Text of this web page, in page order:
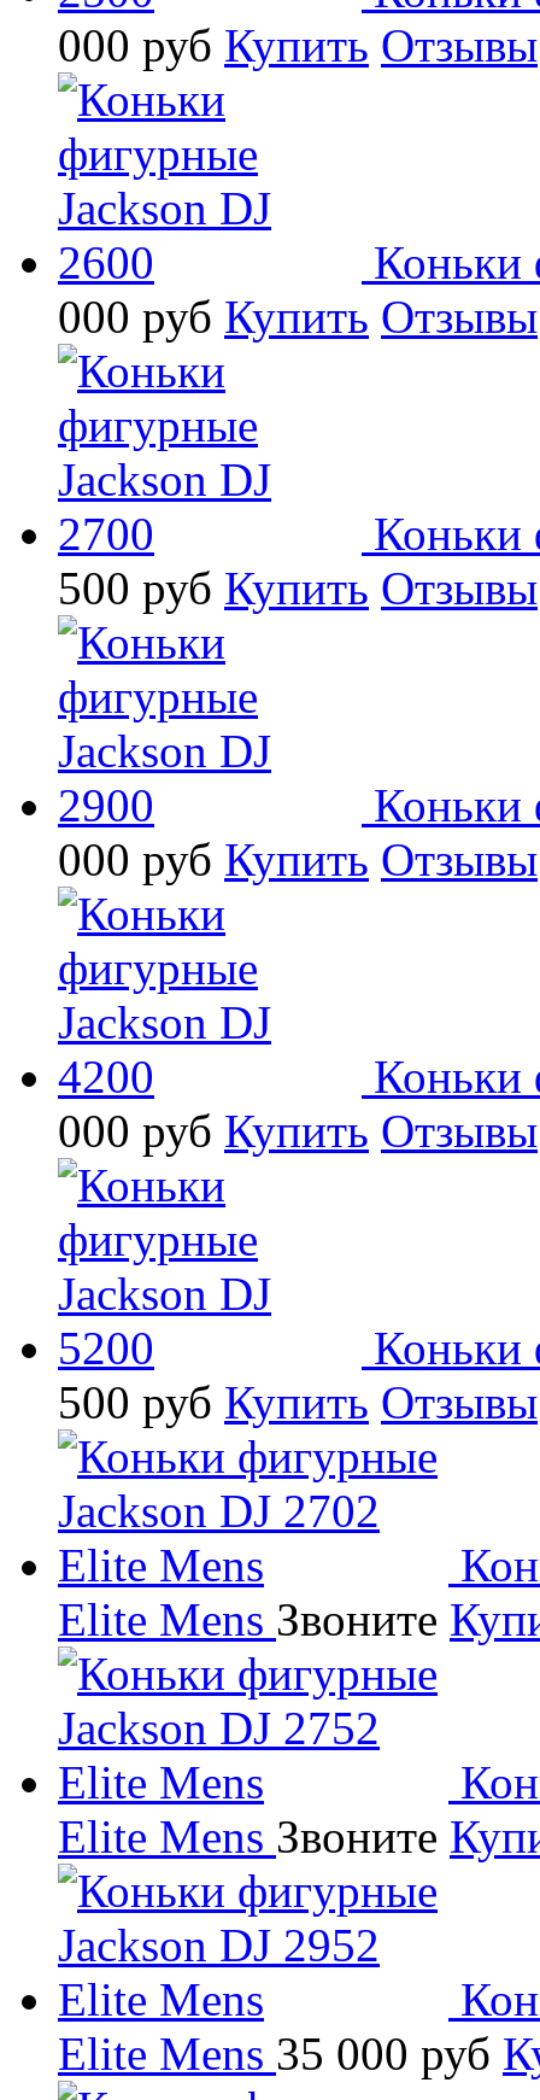
000 руб Купить Отзывы
Коньки
000 руб Купить Отзывы
Коньки
500 руб Купить Отзывы
Коньки
000 руб Купить Отзывы
Коньки
000 руб Купить Отзывы
Коньки
500 руб Купить Отзывы
Elite Mens Звоните
Elite Mens Звоните
Elite Mens 35 000 руб